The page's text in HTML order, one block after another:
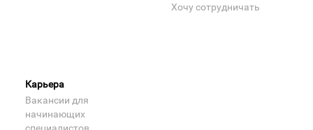
Хочу сотрудничать
Карьера
Вакансии для
начинающих